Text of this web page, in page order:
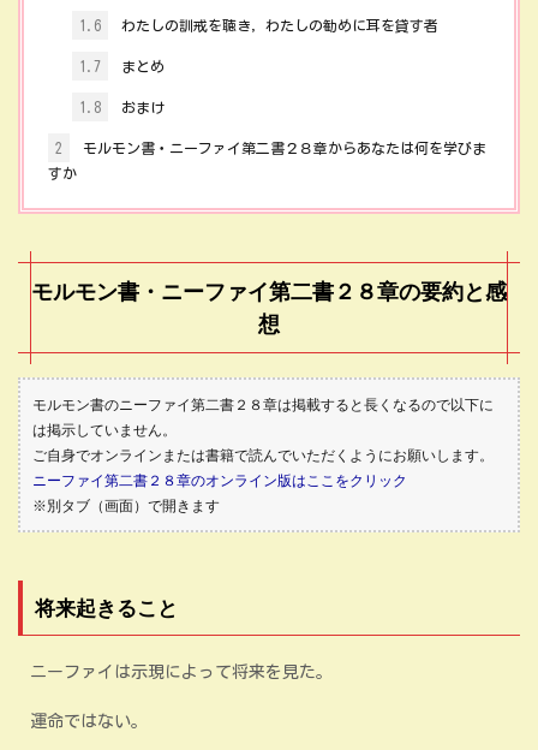
1.6 わたしの訓戒を聴き，わたしの勧めに耳を貸す者
1.7 まとめ
1.8 おまけ
2
モルモン書・ニーファイ第二書２８章からあなたは何を学びま
すか
モルモン書・ニーファイ第二書２８章の要約と感
想
モルモン書のニーファイ第二書２８章は掲載すると長くなるので以下に
は掲示していません。
ご自身でオンラインまたは書籍で読んでいただくようにお願いします。
ニーファイ第二書２８章のオンライン版はここをクリック
※別タブ（画面）で開きます
将来起きること
ニーファイは示現によって将来を見た。
運命ではない。